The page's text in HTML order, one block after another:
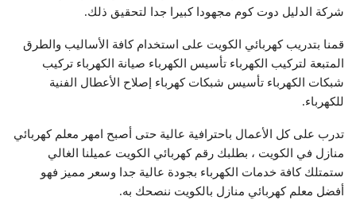
شركة الدليل دوت كوم مجهودا كبيرا جدا لتحقيق ذلك.
قمنا بتدريب كهربائي الكويت على استخدام كافة الأساليب والطرق
المتبعة لتركيب الكهرباء تأسيس الكهرباء صيانة الكهرباء تركيب
شبكات الكهرباء تأسيس شبكات كهرباء إصلاح الأعطال الفنية
للكهرباء.
تدرب على كل الأعمال باحترافية عالية حتى أصبح امهر معلم كهربائي
منازل في الكويت ، بطلبك رقم كهربائي الكويت عميلنا الغالي
ستمتلك كافة خدمات الكهرباء بجودة عالية جدا وسعر مميز فهو
أفضل معلم كهربائي منازل بالكويت ننصحك به.